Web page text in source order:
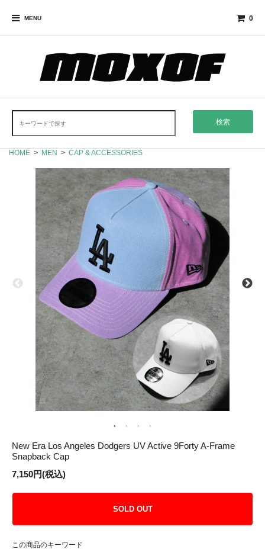
MENU 0
検索
HOME > MEN > CAP & ACCESSORIES
New Era Los Angeles Dodgers UV Active 9Forty A-Frame
Snapback Cap
7,150円(税込)
SOLD OUT
この商品のキーワード